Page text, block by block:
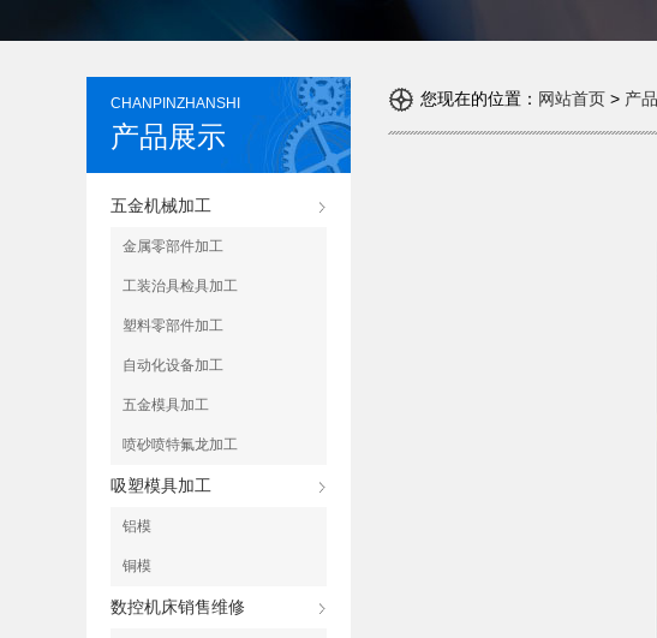
CHANPINZHANSHI
产品展示
五金机械加工
金属零部件加工
工装治具检具加工
塑料零部件加工
自动化设备加工
五金模具加工
喷砂喷特氟龙加工
吸塑模具加工
铝模
铜模
数控机床销售维修
您现在的位置： 网站首页 > 产